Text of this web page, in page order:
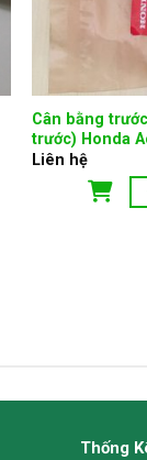
Cân bằng
trước) Honda
Liên hệ
Thống